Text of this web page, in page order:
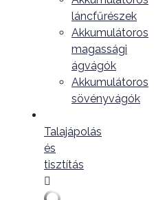
láncfűrészek
Akkumulátoros
magassági
ágvágók
Akkumulátoros
sövényvágók
Talajápolás
és
tisztítás